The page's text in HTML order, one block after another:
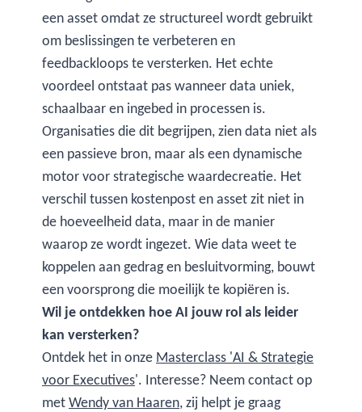
een asset omdat ze structureel wordt gebruikt
om beslissingen te verbeteren en
feedbackloops te versterken. Het echte
voordeel ontstaat pas wanneer data uniek,
schaalbaar en ingebed in processen is.
Organisaties die dit begrijpen, zien data niet als
een passieve bron, maar als een dynamische
motor voor strategische waardecreatie. Het
verschil tussen kostenpost en asset zit niet in
de hoeveelheid data, maar in de manier
waarop ze wordt ingezet. Wie data weet te
koppelen aan gedrag en besluitvorming, bouwt
een voorsprong die moeilijk te kopiëren is.
Wil je ontdekken hoe AI jouw rol als leider
kan versterken?
Ontdek het in onze Masterclass 'AI & Strategie
voor Executives'. Interesse? Neem contact op
metWendy van Haaren, zij helpt je graag